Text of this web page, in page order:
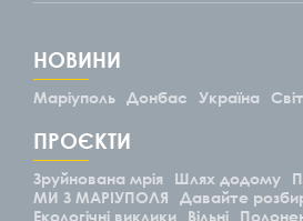
НОВИНИ
Маріуполь Донбас Україна Світ
ПРОЄКТИ
Зруйнована мрія Шлях додому
МИ З МАРІУПОЛЯ
Давайте
Екологічні виклики
Вільні